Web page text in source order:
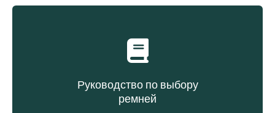
Руководство по выбору
ремней